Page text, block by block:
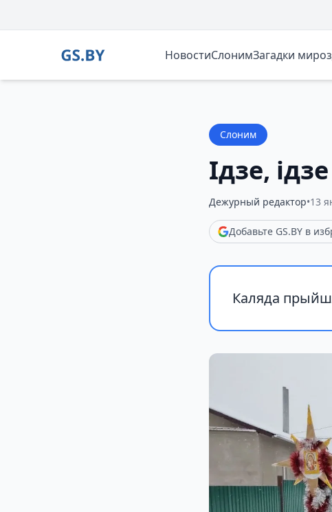
НовостиСлонимЗагадки
Слоним
Ідзе,
Дежурный редактор•13
Добавьте GS.BY в
Каляда